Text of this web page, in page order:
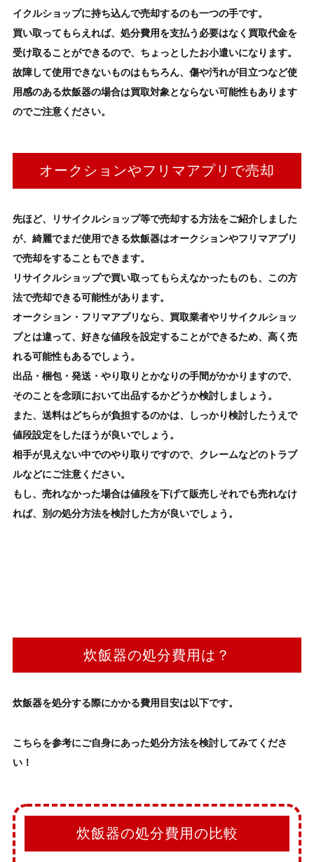
イクルショップに持ち込んで売却するのも一つの手です。
買い取ってもらえれば、処分費用を支払う必要はなく買取代金を
受け取ることができるので、ちょっとしたお小遣いになります。
故障して使用できないものはもちろん、傷や汚れが目立つなど使
用感のある炊飯器の場合は買取対象とならない可能性もあります
のでご注意ください。
オークションやフリマアプリで売却
先ほど、リサイクルショップ等で売却する方法をご紹介しました
が、綺麗でまだ使用できる炊飯器はオークションやフリマアプリ
で売却をすることもできます。
リサイクルショップで買い取ってもらえなかったものも、この方
法で売却できる可能性があります。
オークション・フリマアプリなら、買取業者やリサイクルショッ
プとは違って、好きな値段を設定することができるため、高く売
れる可能性もあるでしょう。
出品・梱包・発送・やり取りとかなりの手間がかかりますので、
そのことを念頭において出品するかどうか検討しましょう。
また、送料はどちらが負担するのかは、しっかり検討したうえで
値段設定をしたほうが良いでしょう。
相手が見えない中でのやり取りですので、クレームなどのトラブ
ルなどにご注意ください。
もし、売れなかった場合は値段を下げて販売しそれでも売れなけ
れば、別の処分方法を検討した方が良いでしょう。
炊飯器の処分費用は？
炊飯器を処分する際にかかる費用目安は以下です。
こちらを参考にご自身にあった処分方法を検討してみてくださ
い！
炊飯器の処分費用の比較